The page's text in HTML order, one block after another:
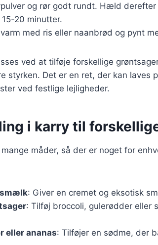
og rør godt rundt. Hæld
20 minutter.
med ris eller naanbrød og pynt
ved at tilføje forskellige
styrken. Det er en ret, der kan laves
ved festlige lejligheder.
i karry til
måder, så der er noget for
: Giver en cremet og eksotisk
: Tilføj broccoli, gulerødder eller
eller ananas: Tilføjer en sødme, der